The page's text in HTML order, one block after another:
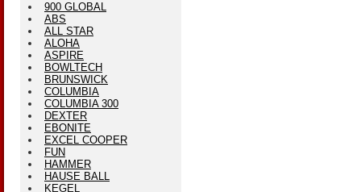
900 GLOBAL
ABS
ALL STAR
ALOHA
ASPIRE
BOWLTECH
BRUNSWICK
COLUMBIA
COLUMBIA 300
DEXTER
EBONITE
EXCEL COOPER
FUN
HAMMER
HAUSE BALL
KEGEL